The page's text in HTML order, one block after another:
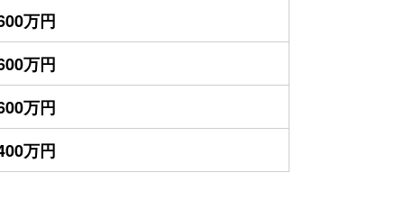
万円
万円
万円
万円